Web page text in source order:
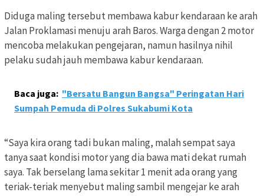
Diduga maling tersebut membawa kabur kendaraan ke arah
Jalan Proklamasi menuju arah Baros. Warga dengan 2 motor
mencoba melakukan pengejaran, namun hasilnya nihil
pelaku sudah jauh membawa kabur kendaraan.
Baca juga: "Bersatu Bangun Bangsa" Peringatan Hari
Sumpah Pemuda di Polres Sukabumi Kota
“Saya kira orang tadi bukan maling, malah sempat saya
tanya saat kondisi motor yang dia bawa mati dekat rumah
saya. Tak berselang lama sekitar 1 menit ada orang yang
teriak-teriak menyebut maling sambil mengejar ke arah